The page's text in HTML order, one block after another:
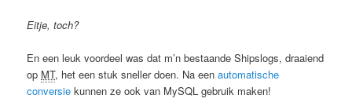
Eitje, toch?
En een leuk voordeel was dat m’n bestaande Shipslogs, draaiend
op MT, het een stuk sneller doen. Na eenautomatische
conversie kunnen ze ook van MySQL gebruik maken!